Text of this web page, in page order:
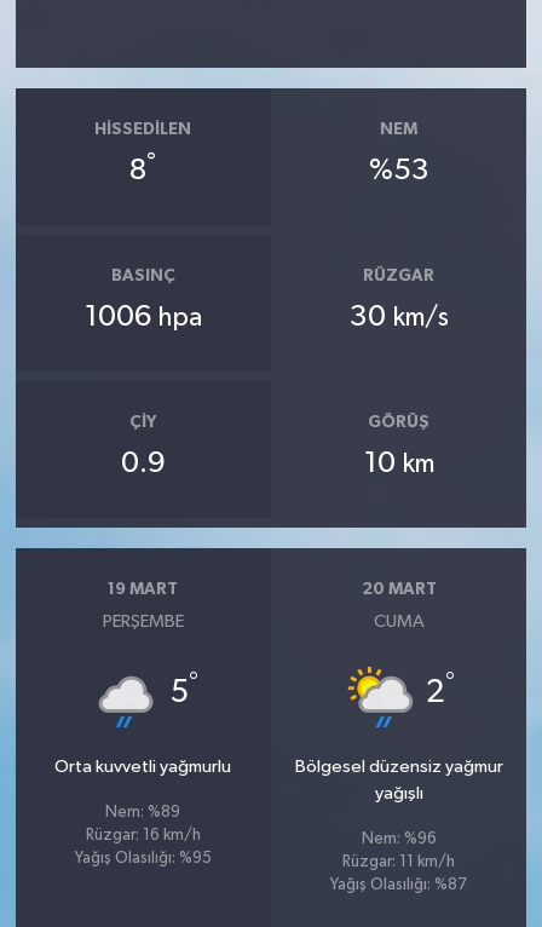
HISSEDILEN
8°
NEM
%53
BASINÇ
1006 hpa
RÜZGAR
30 km/s
ÇIY
0.9
GÖRÜŞ
10 km
19 MART
PERŞEMBE
5°
Orta kuvvetli yağmurlu
Nem: %89
Rüzgar: 16 km/h
Yağış Olasılığı: %95
20 MART
CUMA
2°
Bölgesel düzensiz yağmur
yağışlı
Nem: %96
Rüzgar: 11 km/h
Yağış Olasılığı: %87